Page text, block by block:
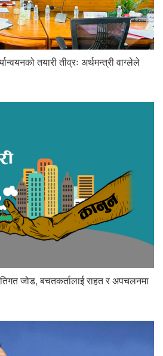
तयारी तीव्रः अर्थमन्त्री वाग्लेले
जोड, बचतकर्तालाई राहत र अपचलनमा